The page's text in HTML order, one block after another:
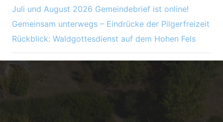
Juli und August 2026 Gemeindebrief ist online!
Gemeinsam unterwegs – Eindrücke der Pilgerfreizeit
Rückblick: Waldgottesdienst auf dem Hohen Fels